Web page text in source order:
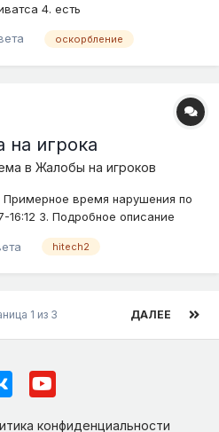
4. есть
оскорбление
на игрока
в Жалобы на игроков
Примерное время нарушения по
3. Подробное описание
видео) hitech2
ДАЛЕЕ
1 из 3
конфиденциальности